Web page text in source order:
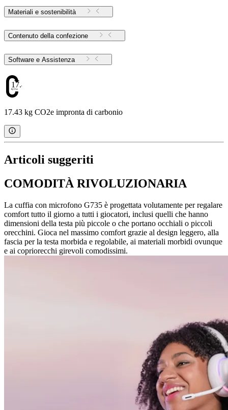
Materiali e sostenibilità
Contenuto della confezione
Software e Assistenza
17.43
17.43 kg CO2e impronta di carbonio
Articoli suggeriti
COMODITÀ RIVOLUZIONARIA
La cuffia con microfono G735 è progettata volutamente per regalare
comfort tutto il giorno a tutti i giocatori, inclusi quelli che hanno
dimensioni della testa più piccole o che portano occhiali o piccoli
orecchini. Gioca nel massimo comfort grazie al design leggero, alla
fascia per la testa morbida e regolabile, ai materiali morbidi ovunque
e ai copriorecchi girevoli comodissimi.